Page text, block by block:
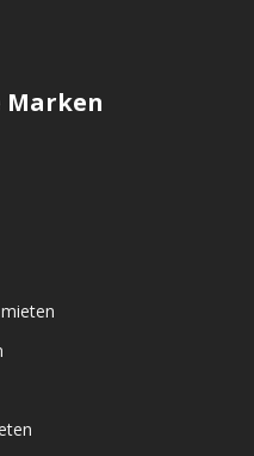
Marken